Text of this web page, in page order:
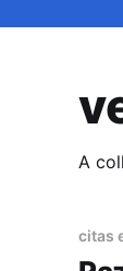
A
citas